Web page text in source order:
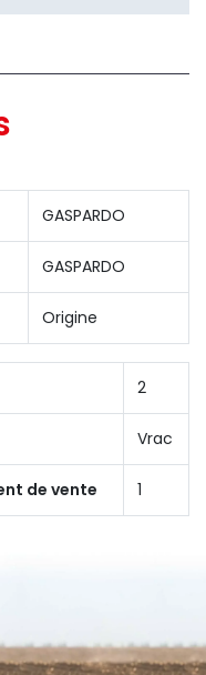
GASPARDO
GASPARDO
Origine
2
Vrac
de vente 1